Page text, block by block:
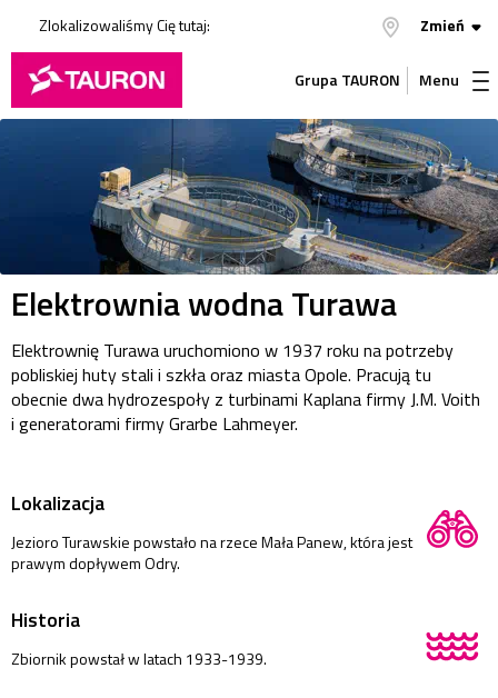
Zlokalizowaliśmy Cię tutaj: Zmień
Grupa TAURON Menu
Elektrownia wodna Turawa
Elektrownię Turawa uruchomiono w 1937 roku na potrzeby
pobliskiej huty stali i szkła oraz miasta Opole. Pracują tu
obecnie dwa hydrozespoły z turbinami Kaplana firmy J.M. Voith
i generatorami firmy Grarbe Lahmeyer.
Lokalizacja
Jezioro Turawskie powstało na rzece Mała Panew, która jest
prawym dopływem Odry.
Historia
Zbiornik powstał w latach 1933-1939.